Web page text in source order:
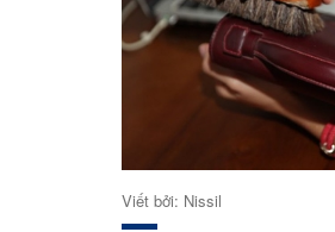
Viết bởi: Nissil